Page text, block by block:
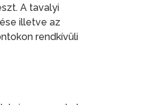
A tavalyi
illetve az
rendkívüli